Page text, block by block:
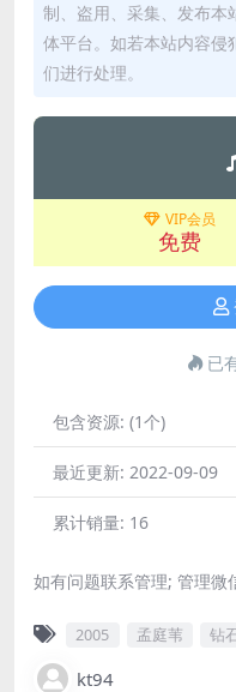
制、盗用、采集、发布本
体平台。如若本站内容侵
们进行处理。
VIP会员
免费
已
包含资源: (1个)
最近更新: 2022-09-09
累计销量: 16
如有问题联系管理; 管理微
2005 孟庭苇 钻
kt94